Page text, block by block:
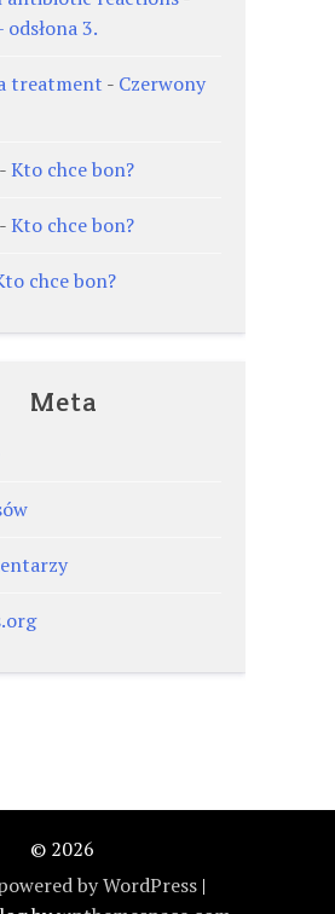
3.
treatment - Czerwony
-Kto chce bon?
-Kto chce bon?
chce bon?
Meta
© 2026
by WordPress |